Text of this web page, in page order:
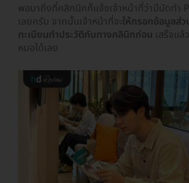
พอมาถึงที่คลิกนิกก็แจ้งเจ้าหน้าที่ว่ามีนัดทำ
เลยครับ จากนั้นเจ้าหน้าที่จะให้กรอกข้อมูลส่
ทะเบียนทำประวัติกับทางคลินิกก่อน เสร็จแ
หมอได้เลย